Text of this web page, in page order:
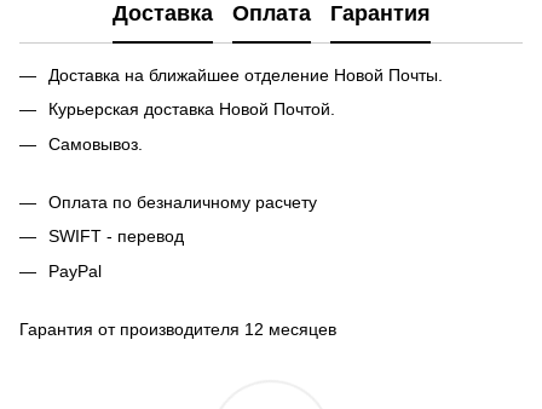
Доставка Оплата Гарантия
Доставка на ближайшее отделение Новой Почты.
Курьерская доставка Новой Почтой.
Самовывоз.
Оплата по безналичному расчету
SWIFT - перевод
PayPal
Гарантия от производителя 12 месяцев